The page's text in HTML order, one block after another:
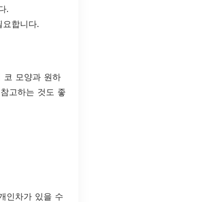
.
합니다.
코 모양과 원하
고하는 것도 좋
인차가 있을 수